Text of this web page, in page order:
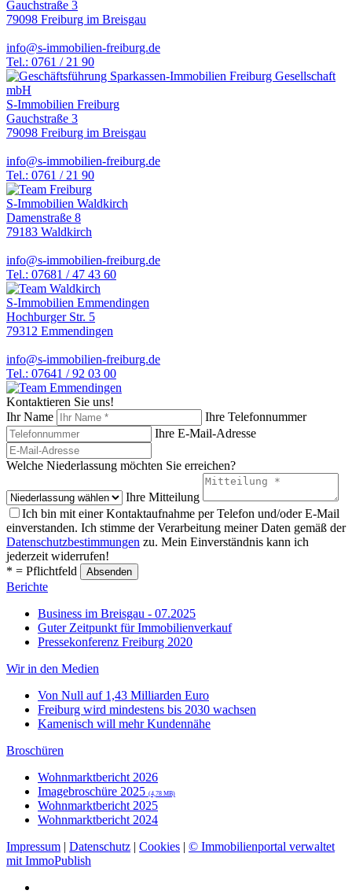
Gauchstraße 3
79098 Freiburg im Breisgau
info@s-immobilien-freiburg.de
Tel.: 0761 / 21 90
S-Immobilien Freiburg
Gauchstraße 3
79098 Freiburg im Breisgau
info@s-immobilien-freiburg.de
Tel.: 0761 / 21 90
S-Immobilien Waldkirch
Damenstraße 8
79183 Waldkirch
info@s-immobilien-freiburg.de
Tel.: 07681 / 47 43 60
S-Immobilien Emmendingen
Hochburger Str. 5
79312 Emmendingen
info@s-immobilien-freiburg.de
Tel.: 07641 / 92 03 00
Kontaktieren Sie uns!
Ihr Name
Ihre Telefonnummer
Ihre E-Mail-Adresse
Welche Niederlassung möchten Sie erreichen?
Ihre Mitteilung
Ich bin mit einer Kontaktaufnahme per Telefon und/oder E-Mail
einverstanden. Ich stimme der Verarbeitung meiner Daten gemäß der
Datenschutzbestimmungen zu. Mein Einverständnis kann ich
jederzeit widerrufen!
* = Pflichtfeld
Berichte
Business im Breisgau - 07.2025
Guter Zeitpunkt für Immobilienverkauf
Pressekonferenz Freiburg 2020
Wir in den Medien
Von Null auf 1,43 Milliarden Euro
Freiburg wird mindestens bis 2030 wachsen
Kamenisch will mehr Kundennähe
Broschüren
Wohnmarktbericht 2026
Imagebroschüre 2025 (4,78 MB)
Wohnmarktbericht 2025
Wohnmarktbericht 2024
Impressum | Datenschutz | Cookies | © Immobilienportal verwaltet
mit ImmoPublish